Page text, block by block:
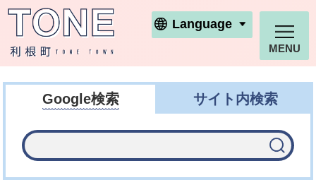
利根町ホームページ
Language
MENU
Google検索 サイト内検索